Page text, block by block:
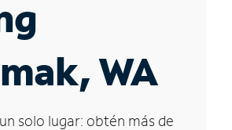
WA
solo lugar: obtén más de